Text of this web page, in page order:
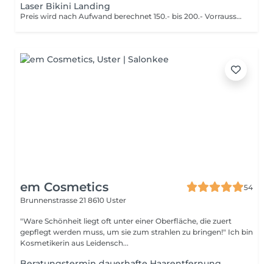
Laser Bikini Landing
Preis wird nach Aufwand berechnet 150.- bis 200.- Vorraussetzungen für die dauerhafte Haarentfernung: Blonde Haare können wir leider nicht mit dem Laser behandeln. Wir empfehlen das wachsen. 4 Wochen vor dem Termin, Haare nur noch rasieren. Kein Wachsen oder Zupfen. 2 Wochen vor/nach Behandlung keine intensive Sonneneinstrahlung/Solarium. Nur auf intakter Haut darf gelasert werden. Falls Sie irgendwelche Erkrankungen haben, lichtsensibilisierende Medikamente einnehmen, Schwanger oder am stillen sind, melden Sie sich vorab per Mail oder telefonisch bei uns. So können wir rechtzeitig abklären, ob die Laserbehandlung für Sie das richtige ist.
em Cosmetics
54
Brunnenstrasse 21 8610 Uster
"Ware Schönheit liegt oft unter einer Oberfläche, die zuert
gepflegt werden muss, um sie zum strahlen zu bringen!" Ich bin
Kosmetikerin aus Leidensch...